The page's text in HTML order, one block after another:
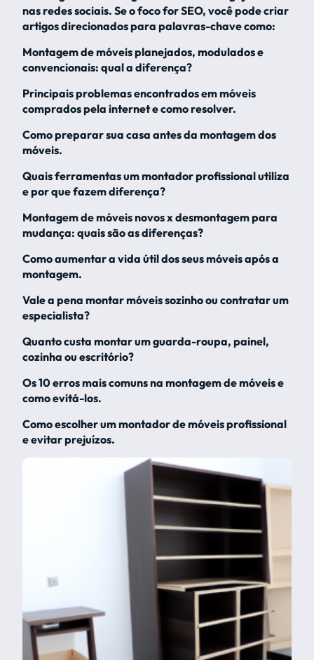
nas redes sociais. Se o foco for SEO, você pode criar
artigos direcionados para palavras-chave como:
Montagem de móveis planejados, modulados e
convencionais: qual a diferença?
Principais problemas encontrados em móveis
comprados pela internet e como resolver.
Como preparar sua casa antes da montagem dos
móveis.
Quais ferramentas um montador profissional utiliza
e por que fazem diferença?
Montagem de móveis novos x desmontagem para
mudança: quais são as diferenças?
Como aumentar a vida útil dos seus móveis após a
montagem.
Vale a pena montar móveis sozinho ou contratar um
especialista?
Quanto custa montar um guarda-roupa, painel,
cozinha ou escritório?
Os 10 erros mais comuns na montagem de móveis e
como evitá-los.
Como escolher um montador de móveis profissional
e evitar prejuízos.